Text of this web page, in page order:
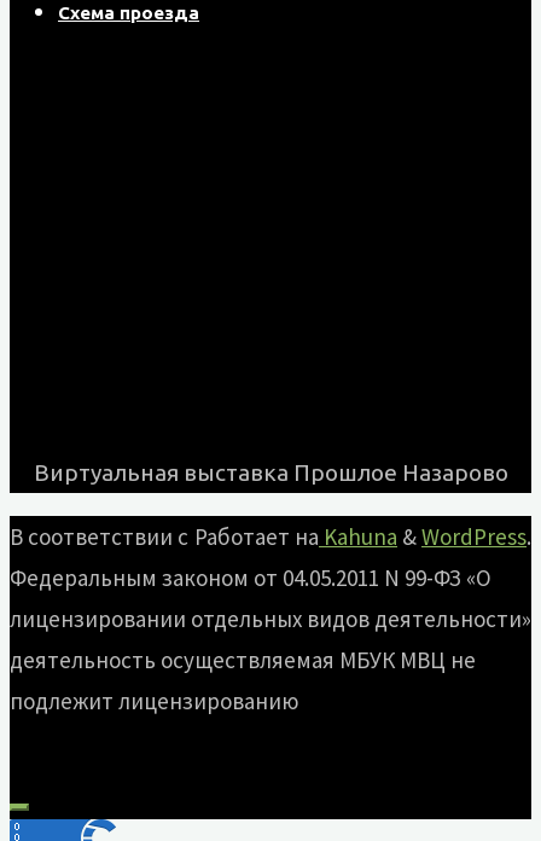
Схема проезда
Виртуальная выставка Прошлое Назарово
Работает на Kahuna &WordPress.
В соответствии с
Федеральным законом от 04.05.2011 N 99-ФЗ «О
лицензировании отдельных видов деятельности»
деятельность осуществляемая МБУК МВЦ не
подлежит лицензированию